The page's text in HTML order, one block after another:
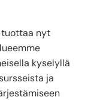
tuottaa nyt
kyselyllä
ja